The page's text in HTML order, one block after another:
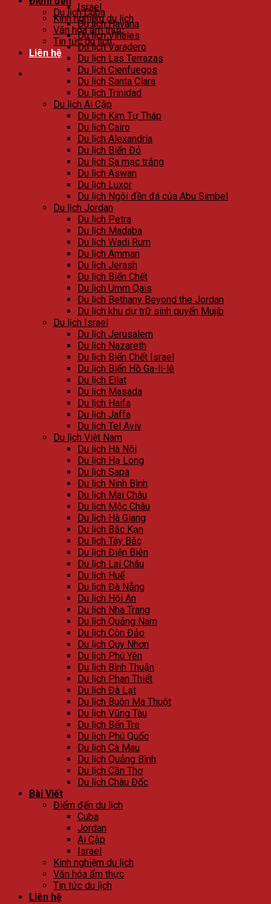
Israel
Kinh nghiệm du lịch
Văn hóa ẩm thực
Tin tức du lịch
Liên hệ
Du lịch Cuba
Du lịch Havana
Du lịch Viñales
Du lịch Varadero
Du lịch Las Terrazas
Du lịch Cienfuegos
Du lịch Santa Clara
Du lịch Trinidad
Du lịch Ai Cập
Du lịch Kim Tự Tháp
Du lịch Cairo
Du lịch Alexandria
Du lịch Biển Đỏ
Du lịch Sa mạc trắng
Du lịch Aswan
Du lịch Luxor
Du lịch Ngôi đền đá của Abu Simbel
Du lịch Jordan
Du lịch Petra
Du lịch Madaba
Du lịch Wadi Rum
Du lịch Amman
Du lịch Jerash
Du lịch Biển Chết
Du lịch Umm Qais
Du lịch Bethany Beyond the Jordan
Du lịch khu dự trữ sinh quyển Mujib
Du lịch Israel
Du lịch Jerusalem
Du lịch Nazareth
Du lịch Biển Chết Israel
Du lịch Biển Hồ Ga-li-lê
Du lịch Eilat
Du lịch Masada
Du lịch Haifa
Du lịch Jaffa
Du lịch Tel Aviv
Du lịch Việt Nam
Du lịch Hà Nội
Du lịch Hạ Long
Du lịch Sapa
Du lịch Ninh Bình
Du lịch Mai Châu
Du lịch Mộc Châu
Du lịch Hà Giang
Du lịch Bắc Kạn
Du lịch Tây Bắc
Du lịch Điện Biên
Du lịch Lai Châu
Du lịch Huế
Du lịch Đà Nẵng
Du lịch Hội An
Du lịch Nha Trang
Du lịch Quảng Nam
Du lịch Côn Đảo
Du lịch Quy Nhơn
Du lịch Phú Yên
Du lịch Bình Thuận
Du lịch Phan Thiết
Du lịch Đà Lạt
Du lịch Buôn Ma Thuột
Du lịch Vũng Tàu
Du lịch Bến Tre
Du lịch Phú Quốc
Du lịch Cà Mau
Du lịch Quảng Bình
Du lịch Cần Thơ
Du lịch Châu Đốc
Bài Viết
Điểm đến du lịch
Cuba
Jordan
Ai Cập
Israel
Kinh nghiệm du lịch
Văn hóa ẩm thực
Tin tức du lịch
Liên hệ